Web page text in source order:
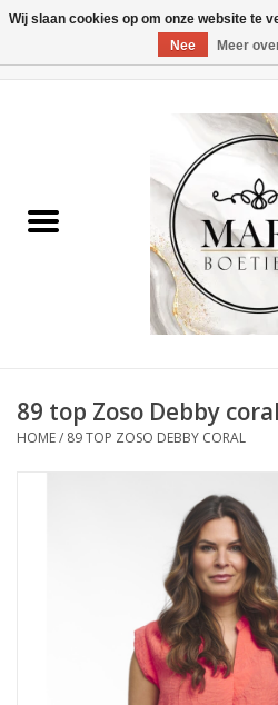
Heren
89 top Zoso Debby coral
HOME/ 89 TOP ZOSO DEBBY CORAL
Wij slaan cookies op om onze website te
Nee
Meer